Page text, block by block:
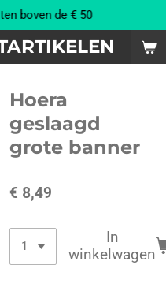
boven de € 50
Hoera
geslaagd
grote banner
€ 8,49
In
winkelwagen